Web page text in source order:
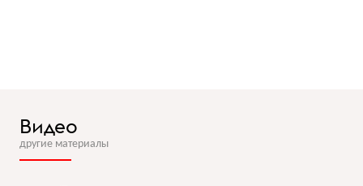
Видео
другие материалы